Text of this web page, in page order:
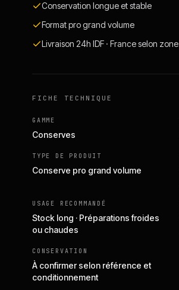
Conservation longue et stable
Format pro grand volume
Livraison 24h IDF · France selon zone
FICHE TECHNIQUE
GAMME
Conserves
TYPE DE PRODUIT
Conserve pro grand volume
USAGE RECOMMANDÉ
Stock long · Préparations froides
ou chaudes
CONSERVATION
À confirmer selon référence et
conditionnement